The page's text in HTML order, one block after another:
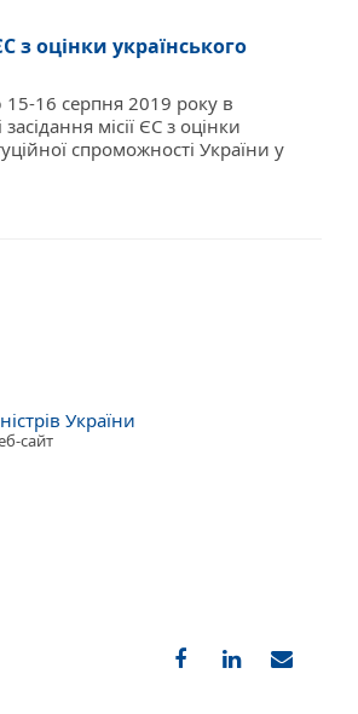
з оцінки українського
16 серпня 2019 року в
місії ЄС з оцінки
спроможності України у
України
сайт